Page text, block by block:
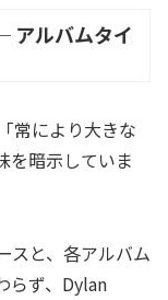
アルバムタイ
常により大きな
を暗示していま
スと、各アルバム
らず、Dylan